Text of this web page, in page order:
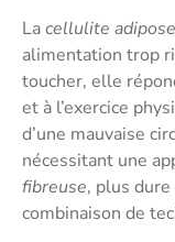
Lacellulite adipose
alimentation trop
toucher, elle
et à l’exercice
d’une mauvaise
nécessitant une
fibreuse, plus
combinaison de